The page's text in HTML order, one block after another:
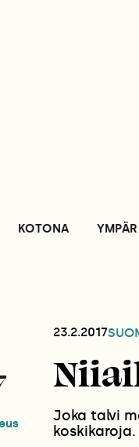
KOTONA
23.2.2017
Joka talvi
koskikaroja.